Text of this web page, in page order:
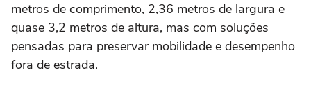
metros de comprimento, 2,36 metros de largura e
quase 3,2 metros de altura, mas com soluções
pensadas para preservar mobilidade e desempenho
fora de estrada.